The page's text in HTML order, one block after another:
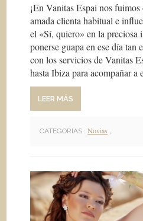
¡En Vanitas Espai nos
amada clienta habitual e
el «Sí, quiero» en la preciosa
ponerse guapa en ese día tan
con los servicios de Vanitas
hasta Ibiza para acompañar
LEER MÁS
CATEGORIAS : Novias